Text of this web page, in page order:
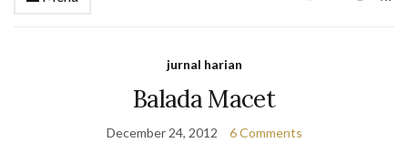
jurnal harian
Balada Macet
December 24, 2012 6 Comments